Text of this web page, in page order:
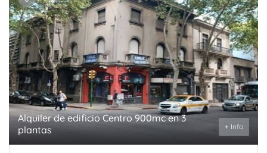
Alquiler de edificio Centro 900mc en 3
plantas
+ Info